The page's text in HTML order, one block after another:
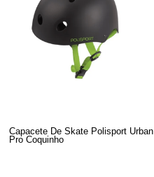
Capacete De Skate Polisport Urban
Pro Coquinho